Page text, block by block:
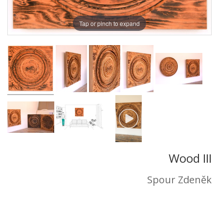
Tap or pinch to expand
Wood III
Spour Zdeněk